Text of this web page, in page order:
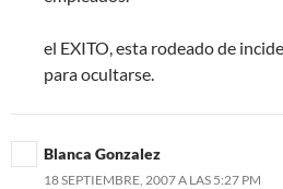
el EXITO, esta rodeado de
para ocultarse.
Blanca Gonzalez
18 SEPTIEMBRE, 2007 A LAS 5:27 PM